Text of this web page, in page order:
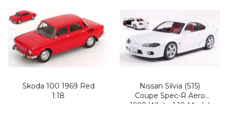
Skoda 100 1969 Red
1:18
Nissan Silvia (S15)
Coupe Spec-R Aero
1999 White 1:18 Model